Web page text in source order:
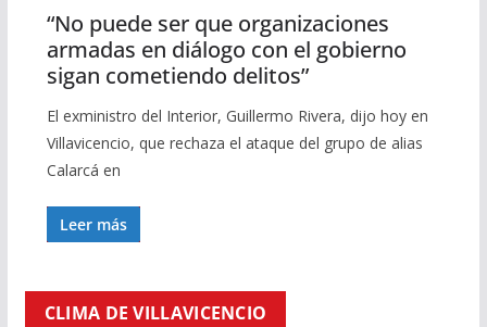
“No puede ser que organizaciones
armadas en diálogo con el gobierno
sigan cometiendo delitos”
El exministro del Interior, Guillermo Rivera, dijo hoy en
Villavicencio, que rechaza el ataque del grupo de alias
Calarcá en
Leer más
CLIMA DE VILLAVICENCIO